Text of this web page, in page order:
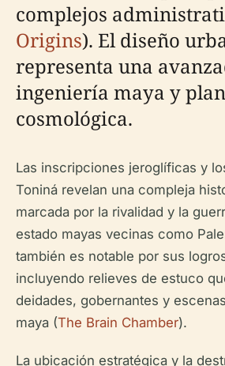
complejos
Origins). El diseño
representa una
ingeniería maya y
cosmológica.
Las inscripciones jeroglíficas y
Toniná revelan una compleja
marcada por la rivalidad y la
estado mayas vecinas como
también es notable por sus
incluyendo relieves de estuco
deidades, gobernantes y
maya (The Brain Chamber).
La ubicación estratégica y la